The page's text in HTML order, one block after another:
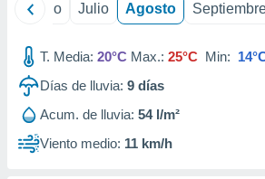
Junio Julio Agosto
T. Media: 20°C Max.: 25°C Min:
Días de lluvia: 9 días
Acum. de lluvia: 54 l/m²
Viento medio: 11 km/h